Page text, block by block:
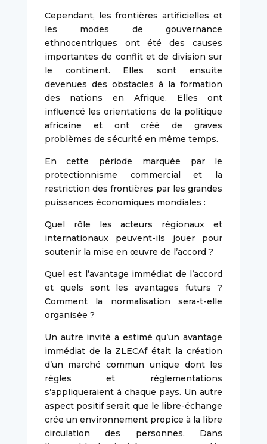
Cependant, les frontières artificielles et
les modes de gouvernance
ethnocentriques ont été des causes
importantes de conflit et de division sur
le continent. Elles sont ensuite
devenues des obstacles à la formation
des nations en Afrique. Elles ont
influencé les orientations de la politique
africaine et ont créé de graves
problèmes de sécurité en même temps.
En cette période marquée par le
protectionnisme commercial et la
restriction des frontières par les grandes
puissances économiques mondiales :
Quel rôle les acteurs régionaux et
internationaux peuvent-ils jouer pour
soutenir la mise en œuvre de l’accord ?
Quel est l’avantage immédiat de l’accord
et quels sont les avantages futurs ?
Comment la normalisation sera-t-elle
organisée ?
Un autre invité a estimé qu’un avantage
immédiat de la ZLECAf était la création
d’un marché commun unique dont les
règles et réglementations
s’appliqueraient à chaque pays. Un autre
aspect positif serait que le libre-échange
crée un environnement propice à la libre
circulation des personnes. Dans